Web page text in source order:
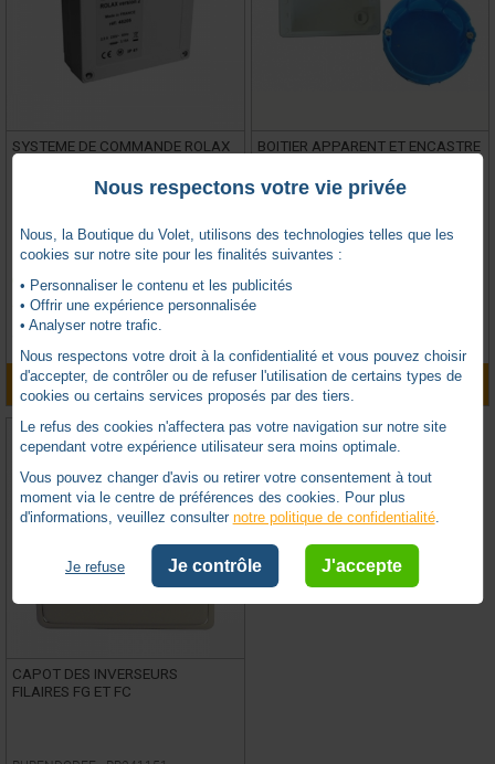
SYSTEME DE COMMANDE ROLAX
V2
BUBENDORFF -BB229002
En stock
3 avis
409,42€ TTC
AJOUTER AU PANIER
BOITIER APPARENT ET ENCASTRE
BUBENDORFF -BB230006
Sur commande uniquement
AJOUTER AU PANIER
CAPOT DES INVERSEURS
FILAIRES FG ET FC
Nous respectons votre vie privée
Nous, la Boutique du Volet, utilisons des technologies telles que les
cookies sur notre site pour les finalités suivantes :
• Personnaliser le contenu et les publicités
• Offrir une expérience personnalisée
• Analyser notre trafic.
Nous respectons votre droit à la confidentialité et vous pouvez choisir
d'accepter, de contrôler ou de refuser l'utilisation de certains types de
cookies ou certains services proposés par des tiers.
Le refus des cookies n'affectera pas votre navigation sur notre site
cependant votre expérience utilisateur sera moins optimale.
Vous pouvez changer d'avis ou retirer votre consentement à tout
moment via le centre de préférences des cookies. Pour plus
d'informations, veuillez consulter notre politique de confidentialité.
Je refuse Je contrôle J'accepte